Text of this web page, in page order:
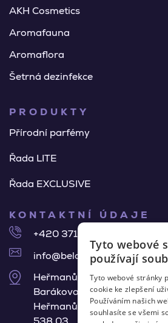
AKH Cosmetics
Aromafauna
Aromaflora
Šetrná dezinfekce
PRODUKTY
Přírodní parfémy
Řada LITE
Řada EXCLUSIVE
KONTAKTNÍ ÚDAJE
+420 371 140 918
info@belair-pur.cz
Heřmanův Městec
Barákova 675,
Heřmanův Městec
Tyto webové
používají
Tyto webové stránky
cookie ke zlepšení
Používáním našich
souhlasíte se všemi